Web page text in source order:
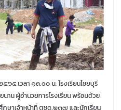
๕ เวลา ๑๓.๐๐ น. โรงเรียนไชยบุรี
นาน ผู้อำนวยการโรงเรียน พร้อมด้วย
ษาเจ้าหน้าที่ ตชด.๒๓๗ และนักเรียน